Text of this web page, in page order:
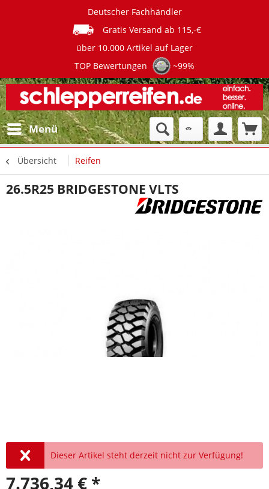
Deutscher Fachhändler
Gratis Versand ab 115,-€
über 10.000 Artikel auf Lager
TOP Bewertungen
~99%
Menü
Übersicht Reifen
26.5R25 BRIDGESTONE VLTS
Dieser Artikel steht derzeit nicht zur Verfügung!
7.736,34 € *